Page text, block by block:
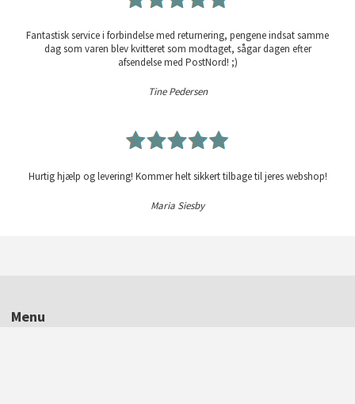
Fantastisk service i forbindelse med returnering, pengene indsat samme
dag som varen blev kvitteret som modtaget, sågar dagen efter
afsendelse med PostNord! ;)
Tine Pedersen
Hurtig hjælp og levering! Kommer helt sikkert tilbage til jeres webshop!
Maria Siesby
Menu